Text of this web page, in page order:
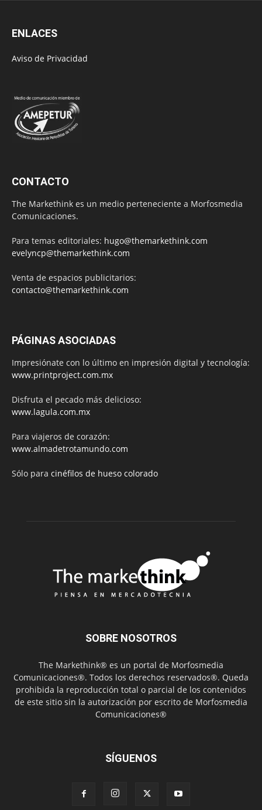
ENLACES
Aviso de Privacidad
CONTACTO
The Markethink es un medio perteneciente a Morfosmedia
Comunicaciones.
Para temas editoriales: hugo@themarkethink.com
evelyncp@themarkethink.com
Venta de espacios publicitarios:
contacto@themarkethink.com
PÁGINAS ASOCIADAS
Impresiónate con lo último en impresión digital y tecnología:
www.printproject.com.mx
Disfruta el pecado más delicioso:
www.lagula.com.mx
Para viajeros de corazón:
www.almadetrotamundo.com
Sólo para cinéfilos de hueso colorado
SOBRE NOSOTROS
The Markethink® es un portal de Morfosmedia
Comunicaciones®. Todos los derechos reservados®. Queda
prohibida la reproducción total o parcial de los contenidos
de este sitio sin la autorización por escrito de Morfosmedia
Comunicaciones®
SÍGUENOS